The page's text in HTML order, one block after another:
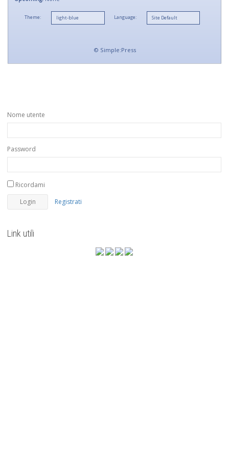
Theme: Language:
© Simple:Press
Nome utente
Password
Ricordami
Registrati
Link utili